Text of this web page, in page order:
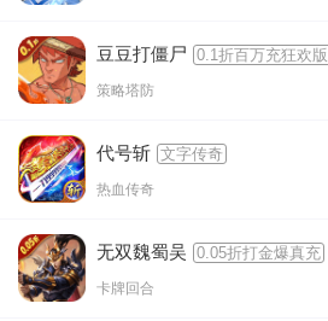
豆豆打僵尸 0.1折百万充狂欢版
策略塔防
代号斩 文字传奇
热血传奇
无双魏蜀吴 0.05折打金爆真充
卡牌回合